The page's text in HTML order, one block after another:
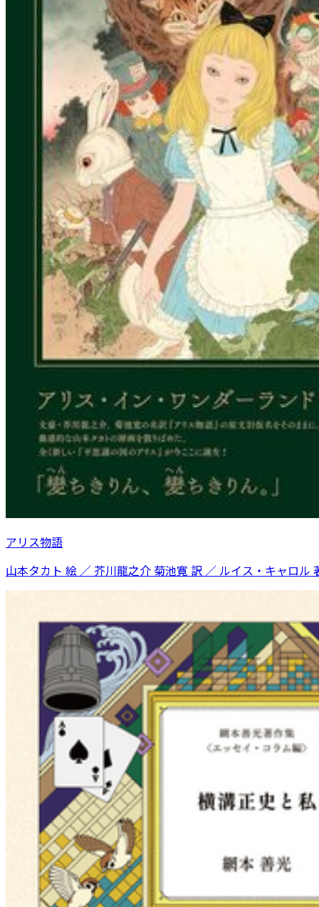
アリス物語
山本タカト 絵 ／ 芥川龍之介 菊池寛 訳 ／ ルイス・キャロル